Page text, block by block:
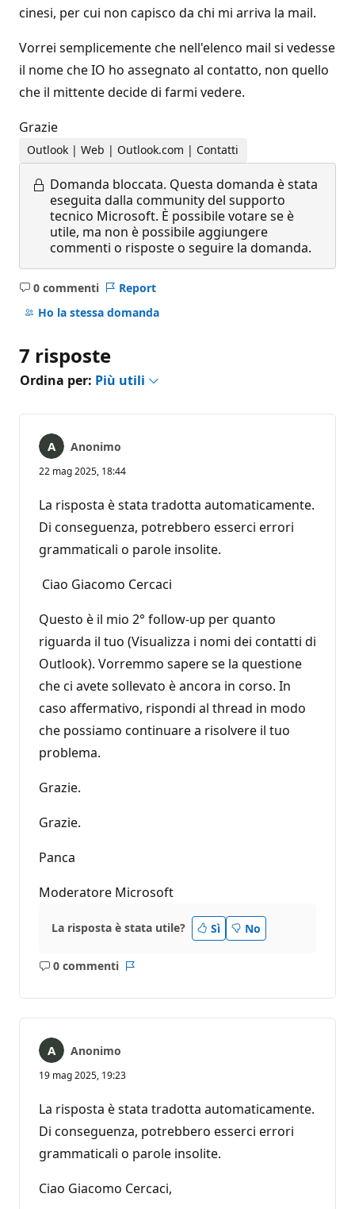
cinesi, per cui non capisco da chi mi arriva la mail.
Vorrei semplicemente che nell'elenco mail si vedesse
il nome che IO ho assegnato al contatto, non quello
che il mittente decide di farmi vedere.
Grazie
Outlook | Web | Outlook.com | Contatti
Domanda bloccata. Questa domanda è stata
eseguita dalla community del supporto
tecnico Microsoft. È possibile votare se è
utile, ma non è possibile aggiungere
commenti o risposte o seguire la domanda.
0 commenti
Nessun
commento
Report
Ho la stessa domanda
7 risposte
Ordina per: Più utili
Anonimo
22 mag 2025, 18:44
La risposta è stata tradotta automaticamente.
Di conseguenza, potrebbero esserci errori
grammaticali o parole insolite.
Ciao Giacomo Cercaci
Questo è il mio 2° follow-up per quanto
riguarda il tuo (Visualizza i nomi dei contatti di
Outlook). Vorremmo sapere se la questione
che ci avete sollevato è ancora in corso. In
caso affermativo, rispondi al thread in modo
che possiamo continuare a risolvere il tuo
problema.
Grazie.
Grazie.
Panca
Moderatore Microsoft
La risposta è stata utile? Sì No
0 commenti
Nessun
Anonimo
19 mag 2025, 19:23
La risposta è stata tradotta automaticamente.
Di conseguenza, potrebbero esserci errori
grammaticali o parole insolite.
Ciao Giacomo Cercaci,